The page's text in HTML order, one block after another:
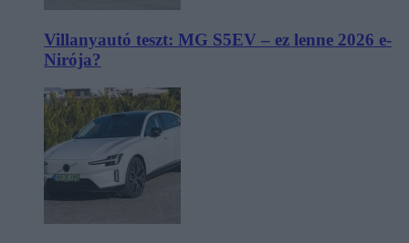
Villanyautó teszt: MG S5EV – ez lenne 2026 e-
Nirója?